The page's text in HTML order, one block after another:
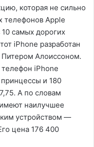
которая не сильно
телефонов Apple
самых дорогих
iPhone разработан
Алоиссоном.
iPhone
и 180
А по словам
наилучшее
устройством —
цена 176 400